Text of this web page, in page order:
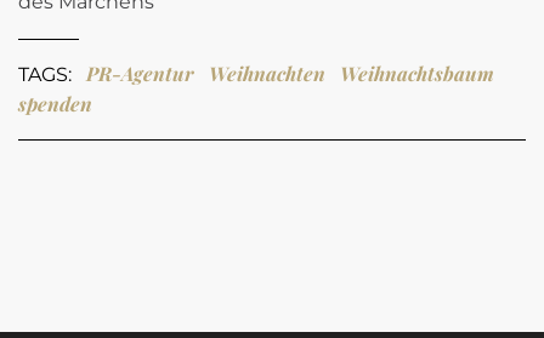
TAGS: PR-Agentur Weihnachten
Weihnachtsbaum
spenden